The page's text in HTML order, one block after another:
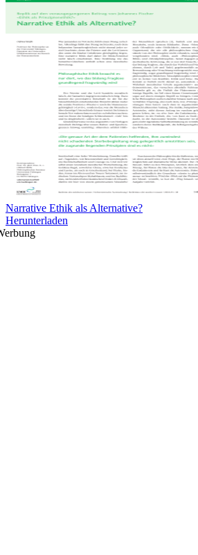
Narrative Ethik als Alternative?
Herunterladen